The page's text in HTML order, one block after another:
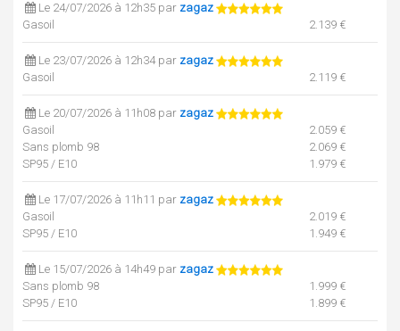
Le 24/07/2026 à 12h35 par zagaz
Gasoil
2.139 €
Le 23/07/2026 à 12h34 par zagaz
Gasoil
2.119 €
Le 20/07/2026 à 11h08 par zagaz
Gasoil
2.059 €
Sans plomb 98
2.069 €
SP95 / E10
1.979 €
Le 17/07/2026 à 11h11 par zagaz
Gasoil
2.019 €
SP95 / E10
1.949 €
Le 15/07/2026 à 14h49 par zagaz
Sans plomb 98
1.999 €
SP95 / E10
1.899 €